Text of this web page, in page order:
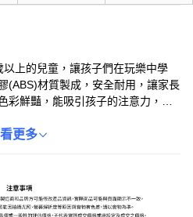
上的兒童，讓孩子們在玩樂中學
(ABS)材質製成，安全耐用，讓家長
彩鮮豔，能吸引孩子的注意力，激
決問題的能力。這款遊戲組不僅能
更多